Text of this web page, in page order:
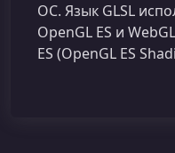
ОС. Язык GLSL
OpenGL ES и
ES (OpenGL ES